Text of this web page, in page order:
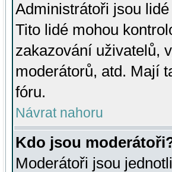
Administrátoři jsou
Tito lidé mohou
zakazování uživatelů,
moderátorů, atd. Mají
fóru.
Návrat nahoru
Kdo jsou
Moderátoři jsou